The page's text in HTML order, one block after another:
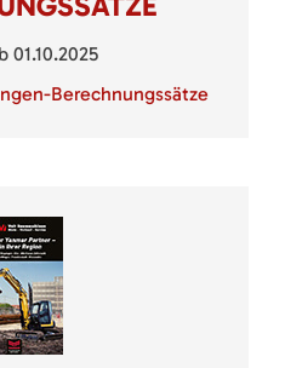
01.10.2025
Berechnungssätze